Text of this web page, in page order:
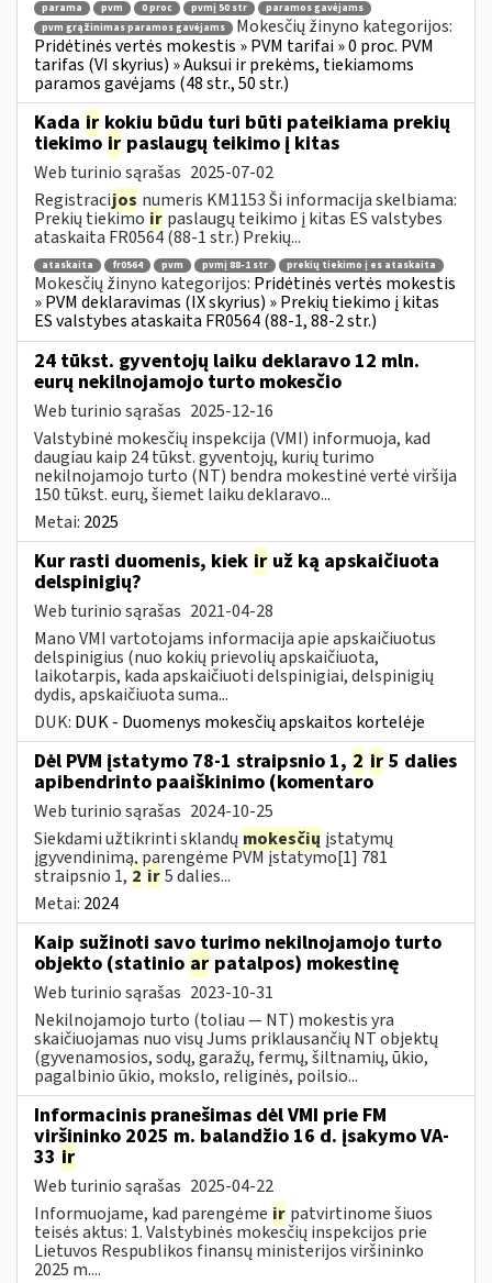
parama pvm 0 proc pvmį 50 str
paramos gavėjams
pvm grąžinimas paramos gavėjams
Mokesčių žinyno kategorijos:
Pridėtinės vertės mokestis » PVM tarifai » 0 proc. PVM
tarifas (VI skyrius) » Auksui ir prekėms, tiekiamoms
paramos gavėjams (48 str., 50 str.)
Kada ir kokiu būdu turi būti pateikiama prekių
tiekimo ir paslaugų teikimo į kitas
Web turinio sąrašas 2025-07-02
Registracijos numeris KM1153 Ši informacija skelbiama:
Prekių tiekimo ir paslaugų teikimo į kitas ES valstybes
ataskaita FR0564 (88-1 str.) Prekių...
ataskaita fr0564 pvm pvmį 88-1 str prekių tiekimo į es ataskaita
Mokesčių žinyno kategorijos: Pridėtinės vertės mokestis
» PVM deklaravimas (IX skyrius) » Prekių tiekimo į kitas
ES valstybes ataskaita FR0564 (88-1, 88-2 str.)
24 tūkst. gyventojų laiku deklaravo 12 mln.
eurų nekilnojamojo turto mokesčio
Web turinio sąrašas 2025-12-16
Valstybinė mokesčių inspekcija (VMI) informuoja, kad
daugiau kaip 24 tūkst. gyventojų, kurių turimo
nekilnojamojo turto (NT) bendra mokestinė vertė viršija
150 tūkst. eurų, šiemet laiku deklaravo...
Metai: 2025
Kur rasti duomenis, kiek ir už ką apskaičiuota
delspinigių?
Web turinio sąrašas 2021-04-28
Mano VMI vartotojams informacija apie apskaičiuotus
delspinigius (nuo kokių prievolių apskaičiuota,
laikotarpis, kada apskaičiuoti delspinigiai, delspinigių
dydis, apskaičiuota suma...
DUK: DUK - Duomenys mokesčių apskaitos kortelėje
Dėl PVM įstatymo 78-1 straipsnio 1, 2 ir 5 dalies
apibendrinto paaiškinimo (komentaro
Web turinio sąrašas 2024-10-25
Siekdami užtikrinti sklandų mokesčių įstatymų
įgyvendinimą, parengėme PVM įstatymo[1] 781
straipsnio 1, 2 ir5 dalies...
Metai: 2024
Kaip sužinoti savo turimo nekilnojamojo turto
objekto (statinio ar patalpos) mokestinę
Web turinio sąrašas 2023-10-31
Nekilnojamojo turto (toliau ― NT) mokestis yra
skaičiuojamas nuo visų Jums priklausančių NT objektų
(gyvenamosios, sodų, garažų, fermų, šiltnamių, ūkio,
pagalbinio ūkio, mokslo, religinės, poilsio...
Informacinis pranešimas dėl VMI prie FM
viršininko 2025 m. balandžio 16 d. įsakymo VA-
33 ir
Web turinio sąrašas 2025-04-22
Informuojame, kad parengėme ir patvirtinome šiuos
teisės aktus: 1. Valstybinės mokesčių inspekcijos prie
Lietuvos Respublikos finansų ministerijos viršininko
2025 m....